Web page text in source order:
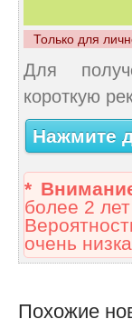
Только для
Для
короткую
Нажмите
*
более 2
очень
Похожие